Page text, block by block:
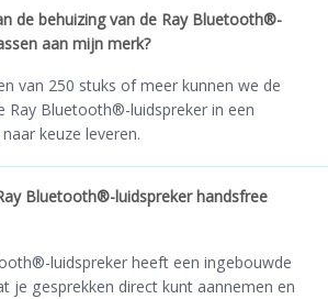
de behuizing van de Ray Bluetooth®-
aan mijn merk?
van 250 stuks of meer kunnen we de
Ray Bluetooth®-luidspreker in een
keuze leveren.
Bluetooth®-luidspreker handsfree
luidspreker heeft een ingebouwde
je gesprekken direct kunt aannemen en